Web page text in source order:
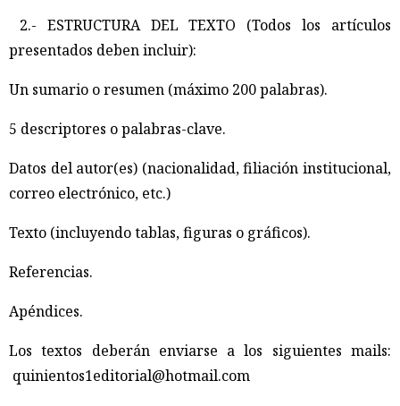
2.- ESTRUCTURA DEL TEXTO (Todos los artículos
presentados deben incluir):
Un sumario o resumen (máximo 200 palabras).
5 descriptores o palabras-clave.
Datos del autor(es) (nacionalidad, filiación institucional,
correo electrónico, etc.)
Texto (incluyendo tablas, figuras o gráficos).
Referencias.
Apéndices.
Los textos deberán enviarse a los siguientes mails:
quinientos1editorial@hotmail.com